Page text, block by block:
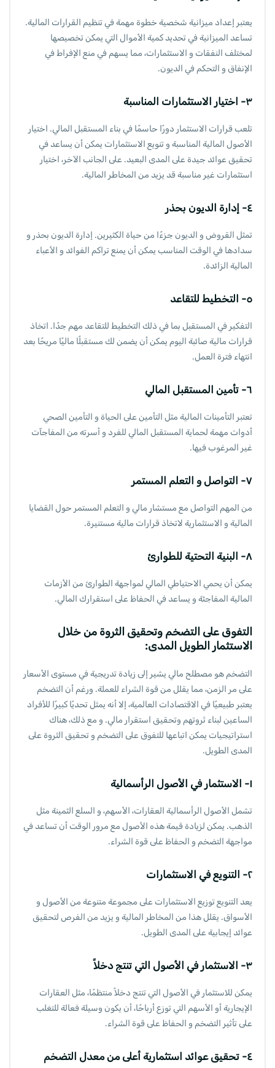
يعتبر إعداد ميزانية شخصية خطوة مهمة في تنظيم القرارات المالية.
تساعد الميزانية في تحديد كمية الأموال التي يمكن تخصيصها
لمختلف النفقات و الاستثمارات، مما يسهم في منع الإفراط في
الإنفاق و التحكم في الديون.
٣- اختيار الاستثمارات المناسبة
تلعب قرارات الاستثمار دورًا حاسمًا في بناء المستقبل المالي. اختيار
الأصول المالية المناسبة و تنويع الاستثمارات يمكن أن يساعد في
تحقيق عوائد جيدة على المدى البعيد. على الجانب الآخر، اختيار
استثمارات غير مناسبة قد يزيد من المخاطر المالية.
٤- إدارة الديون بحذر
تمثل القروض و الديون جزءًا من حياة الكثيرين. إدارة الديون بحذر و
سدادها في الوقت المناسب يمكن أن يمنع تراكم الفوائد و الأعباء
المالية الزائدة.
٥- التخطيط للتقاعد
التفكير في المستقبل بما في ذلك التخطيط للتقاعد مهم جدًا. اتخاذ
قرارات مالية صائبة اليوم يمكن أن يضمن لك مستقبلًا ماليًا مريحًا بعد
انتهاء فترة العمل.
٦- تأمين المستقبل المالي
تعتبر التأمينات المالية مثل التأمين على الحياة و التأمين الصحي
أدوات مهمة لحماية المستقبل المالي للفرد و أسرته من المفاجآت
غير المرغوب فيها.
٧- التواصل و التعلم المستمر
من المهم التواصل مع مستشار مالي و التعلم المستمر حول القضايا
المالية و الاستثمارية لاتخاذ قرارات مالية مستنيرة.
٨- البنية التحتية للطوارئ
يمكن أن يحمي الاحتياطي المالي لمواجهة الطوارئ من الأزمات
المالية المفاجئة و يساعد في الحفاظ على استقرارك المالي.
التفوق على التضخم وتحقيق الثروة من خلال
الاستثمار الطويل المدى:
التضخم هو مصطلح مالي يشير إلى زيادة تدريجية في مستوى الأسعار
على مر الزمن، مما يقلل من قوة الشراء للعملة. ورغم أن التضخم
يعتبر طبيعيًا في الاقتصادات العالمية، إلا أنه يمثل تحديًا كبيرًا للأفراد
الساعين لبناء ثروتهم وتحقيق استقرار مالي. و مع ذلك، هناك
استراتيجيات يمكن اتباعها للتفوق على التضخم و تحقيق الثروة على
المدى الطويل.
١- الاستثمار في الأصول الرأسمالية
تشمل الأصول الرأسمالية العقارات، الأسهم، و السلع الثمينة مثل
الذهب. يمكن لزيادة قيمة هذه الأصول مع مرور الوقت أن تساعد في
مواجهة التضخم و الحفاظ على قوة الشراء.
٢- التنويع في الاستثمارات
يعد التنويع توزيع الاستثمارات على مجموعة متنوعة من الأصول و
الأسواق. يقلل هذا من المخاطر المالية و يزيد من الفرص لتحقيق
عوائد إيجابية على المدى الطويل.
٣- الاستثمار في الأصول التي تنتج دخلاً
يمكن للاستثمار في الأصول التي تنتج دخلاً منتظمًا، مثل العقارات
الإيجارية أو الأسهم التي توزع أرباحًا، أن يكون وسيلة فعالة للتغلب
على تأثير التضخم و الحفاظ على قوة الشراء.
٤- تحقيق عوائد استثمارية أعلى من معدل التضخم